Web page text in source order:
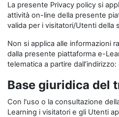
La presente Privacy policy si
attività on-line della presente
valida per i visitatori/Utenti della
Non si applica alle informazioni
dalla presente piattaforma e-
telematica a partire
Base giuridica del
Con l'uso o la consultazione
Learning i visitatori e gli Utenti